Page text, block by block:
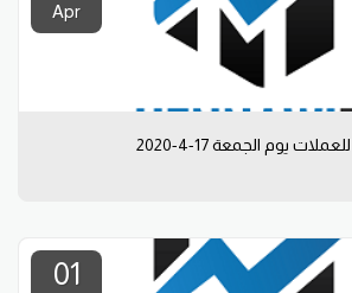
Apr
يوم الجمعة 17-4-2020
01